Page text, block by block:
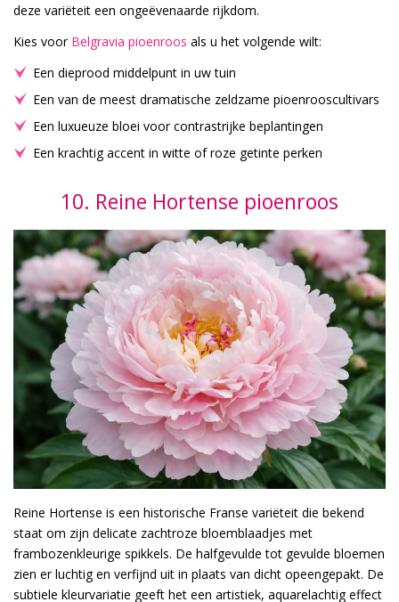
deze variëteit een ongeëvenaarde rijkdom.
Kies voor Belgravia pioenroos als u het volgende wilt:
Een dieprood middelpunt in uw tuin
Een van de meest dramatische zeldzame pioenrooscultivars
Een luxueuze bloei voor contrastrijke beplantingen
Een krachtig accent in witte of roze getinte perken
10. Reine Hortense pioenroos
Reine Hortense is een historische Franse variëteit die bekend
staat om zijn delicate zachtroze bloemblaadjes met
frambozenkleurige spikkels. De halfgevulde tot gevulde bloemen
zien er luchtig en verfijnd uit in plaats van dicht opeengepakt. De
subtiele kleurvariatie geeft het een artistiek, aquarelachtig effect